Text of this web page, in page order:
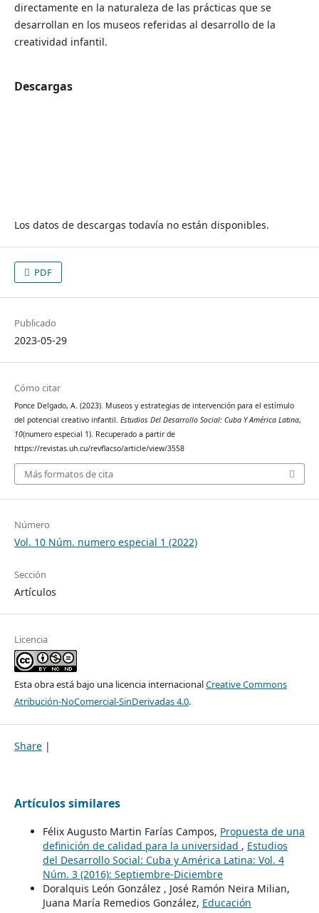
directamente en la naturaleza de las prácticas que se
desarrollan en los museos referidas al desarrollo de la
creatividad infantil.
Descargas
Los datos de descargas todavía no están disponibles.
PDF
Publicado
2023-05-29
Cómo citar
Ponce Delgado, A. (2023). Museos y estrategias de intervención para el estímulo
del potencial creativo infantil. Estudios Del Desarrollo Social: Cuba Y América Latina,
10(numero especial 1). Recuperado a partir de
https://revistas.uh.cu/revflacso/article/view/3558
Más formatos de cita
Número
Vol. 10 Núm. numero especial 1 (2022)
Sección
Artículos
Licencia
Esta obra está bajo una licencia internacionalCreative Commons
Atribución-NoComercial-SinDerivadas 4.0.
Share |
Artículos similares
Félix Augusto Martin Farías Campos, Propuesta de una
definición de calidad para la universidad , Estudios
del Desarrollo Social: Cuba y América Latina: Vol. 4
Núm. 3 (2016): Septiembre-Diciembre
Doralquis León González , José Ramón Neira Milian,
Juana María Remedios González, Educación